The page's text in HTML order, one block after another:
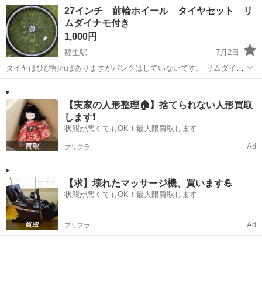
方が安全に安心して通行するために適切に誘導してください。 現場へ
の直行直帰が基本で、毎週・毎...
東京 福生市 警備員
27インチ 前輪ホイール タイヤセット リ
ムダイナモ付き
1,000円
福生駅
7月2日
タイヤはひび割れはありますがパンクはしていないです。 リムダイナ
モなのて発電時も軽いし無音です。
【実家の人形整理🏠】捨てられない人形買取
します❗️
状態が悪くてもOK！最大限買取します
プリフラ Ad
【求】壊れたマッサージ機、買います💪
状態が悪くてもOK！最大限買取します
プリフラ Ad